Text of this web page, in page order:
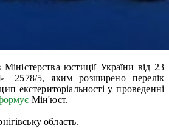
юстиції України від 23
2578/5, яким розширено перелік
екстериторіальності у проведенні
Мін'юст.
область.